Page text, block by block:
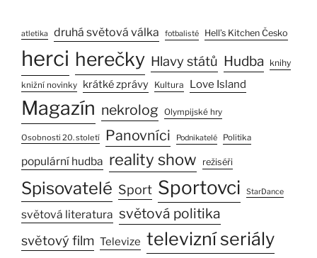
atletika druhá světová válka fotbalisté Hell’s Kitchen Česko
herci herečky Hlavy států Hudba knihy
knižní novinky krátké zprávy Kultura Love Island
Magazín nekrolog Olympijské hry
Osobnosti 20. století Panovníci Podnikatelé Politika
populární hudba reality show režiséři
Spisovatelé Sport Sportovci StarDance
světová literatura světová politika
světový film Televize televizní seriály